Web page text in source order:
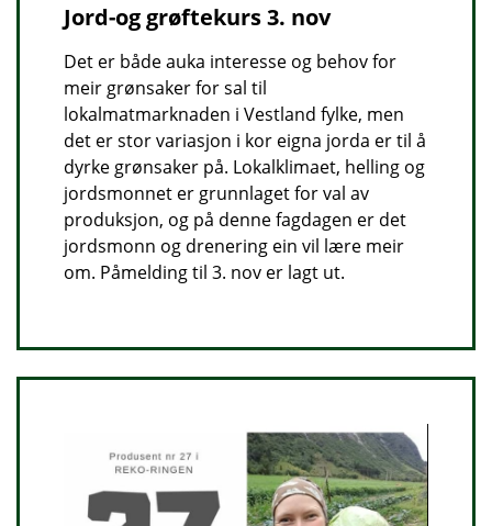
Jord-og grøftekurs 3. nov
Det er både auka interesse og behov for
meir grønsaker for sal til
lokalmatmarknaden i Vestland fylke, men
det er stor variasjon i kor eigna jorda er til å
dyrke grønsaker på. Lokalklimaet, helling og
jordsmonnet er grunnlaget for val av
produksjon, og på denne fagdagen er det
jordsmonn og drenering ein vil lære meir
om. Påmelding til 3. nov er lagt ut.